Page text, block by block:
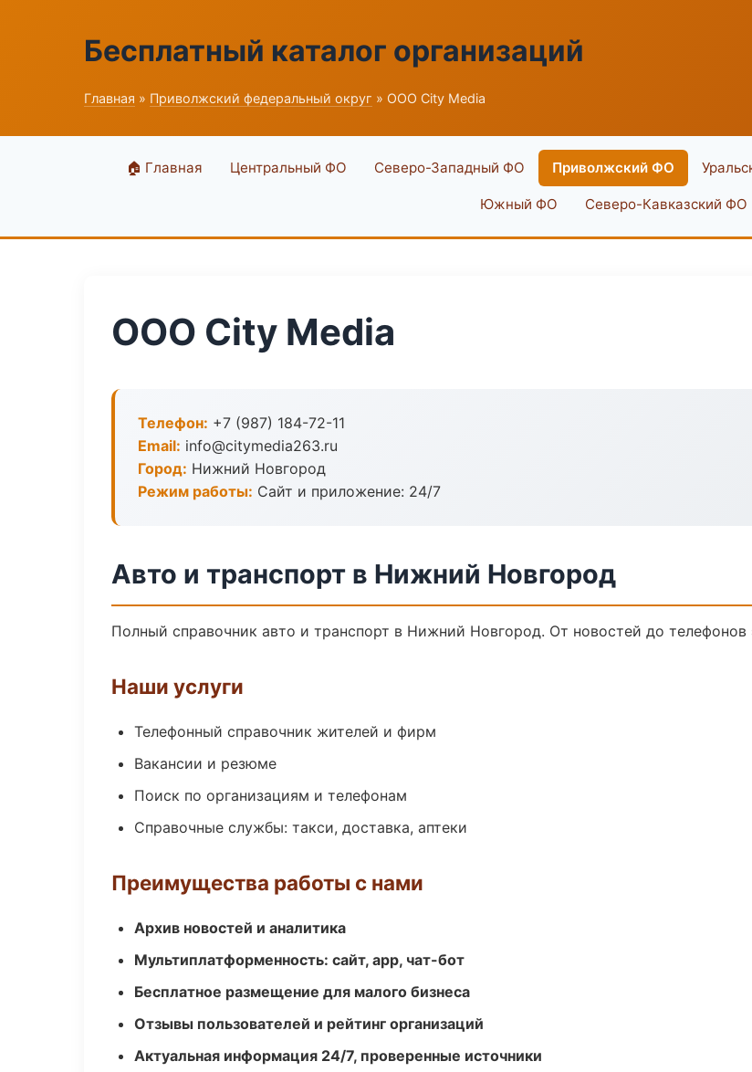
Бесплатный каталог организаций
Главная » Приволжский федеральный округ » ООО City Media
🏠 Главная Центральный ФО Северо-Западный ФО Приволжский ФО
Южный ФО Северо-Кавказский ФО
ООО City Media
Телефон: +7 (987) 184-72-11
Email: info@citymedia263.ru
Город: Нижний Новгород
Режим работы: Сайт и приложение: 24/7
Авто и транспорт в Нижний Новгород
Полный справочник авто и транспорт в Нижний Новгород. От новостей до телефонов
Наши услуги
Телефонный справочник жителей и фирм
Вакансии и резюме
Поиск по организациям и телефонам
Справочные службы: такси, доставка, аптеки
Преимущества работы с нами
Архив новостей и аналитика
Мультиплатформенность: сайт, app, чат-бот
Бесплатное размещение для малого бизнеса
Отзывы пользователей и рейтинг организаций
Актуальная информация 24/7, проверенные источники